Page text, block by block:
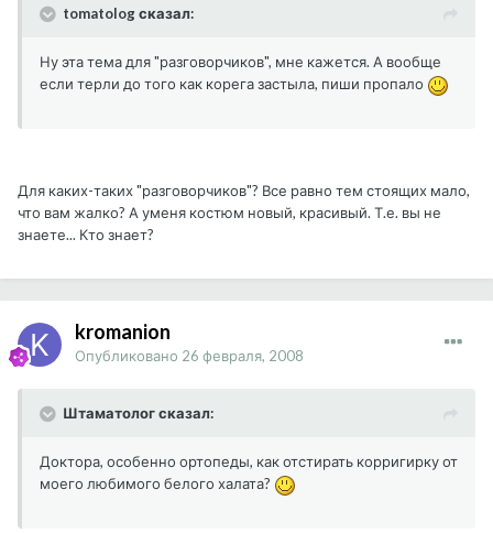
tomatolog сказал:
Ну эта тема для "разговорчиков", мне кажется. А вообще
если терли до того как корега застыла, пиши пропало
Для каких-таких "разговорчиков"? Все равно тем стоящих мало,
что вам жалко? А уменя костюм новый, красивый. Т.е. вы не
знаете... Кто знает?
kromanion
Опубликовано 26 февраля, 2008
Штаматолог сказал:
Доктора, особенно ортопеды, как отстирать корригирку от
моего любимого белого халата?